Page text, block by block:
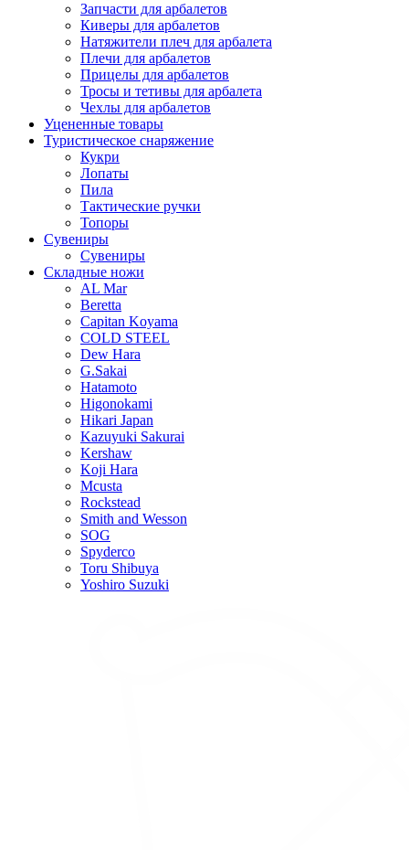
Запчасти для арбалетов
Киверы для арбалетов
Натяжители плеч для арбалета
Плечи для арбалетов
Прицелы для арбалетов
Тросы и тетивы для арбалета
Чехлы для арбалетов
Уцененные товары
Туристическое снаряжение
Кукри
Лопаты
Пила
Тактические ручки
Топоры
Сувениры
Сувениры
Складные ножи
AL Mar
Beretta
Capitan Koyama
COLD STEEL
Dew Hara
G.Sakai
Hatamoto
Higonokami
Hikari Japan
Kazuyuki Sakurai
Kershaw
Koji Hara
Mcusta
Rockstead
Smith and Wesson
SOG
Spyderco
Toru Shibuya
Yoshiro Suzuki